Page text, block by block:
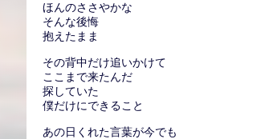
ほんのささやかな
そんな後悔
抱えたまま
その背中だけ追いかけて
ここまで来たんだ
探していた
僕だけにできること
あの日くれた言葉が今でも